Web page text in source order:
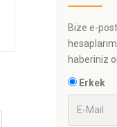
Bize e-
haberiniz
Erkek